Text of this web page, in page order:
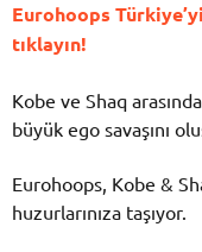
Eurohoops
tıklayın!
Kobe ve Shaq
büyük ego savaşını
Eurohoops, Kobe &
huzurlarınıza taşıyor.